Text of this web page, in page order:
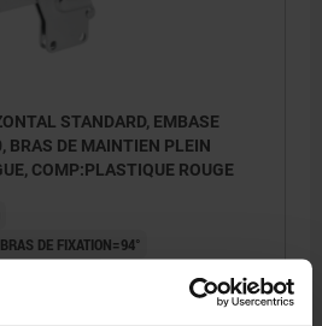
STANDARD, EMBASE
BRAS DE MAINTIEN PLEIN
COMP:PLASTIQUE ROUGE
DE FIXATION=94°
FORCE DE MAINTIEN F1 N=2400